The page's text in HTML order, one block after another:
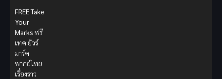
FREE Take
Your
Marks ฟรี
เทค ยัวร์
มาร์ค
พากย์ไทย
เรื่องราว